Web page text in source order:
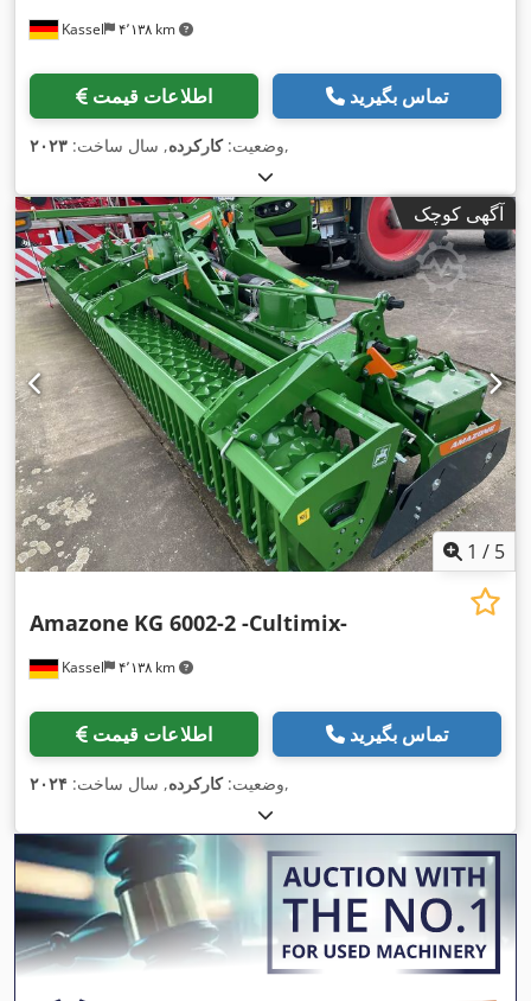
Kassel ۴٬۱۳۸ km
اطلاعات قیمت تماس بگیرید
وضعیت:کارکرده, سال ساخت: ۲۰۲۳ ,
آگهی کوچک
1 / 5
Kassel ۴٬۱۳۸ km
Amazone KG 6002-2 -Cultimix-
اطلاعات قیمت تماس بگیرید
وضعیت:کارکرده, سال ساخت: ۲۰۲۴ ,